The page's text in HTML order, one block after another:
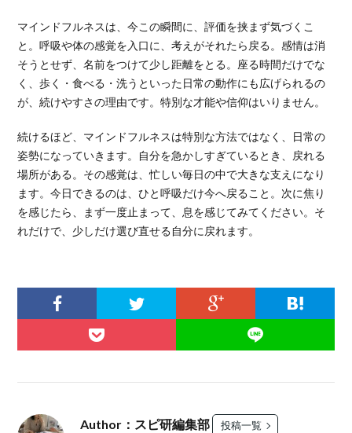
マインドフルネスは、今この瞬間に、評価を挟まず気づくこ
と。呼吸や体の感覚を入口に、考えがそれたら戻る。感情は消
そうとせず、名前をつけて少し距離をとる。座る時間だけでな
く、歩く・食べる・洗うといった日常の動作にも広げられるの
が、続けやすさの理由です。特別な才能や信仰はいりません。
続けるほど、マインドフルネスは特別な方法ではなく、日常の
姿勢になっていきます。自分を急かしすぎているとき、戻れる
場所がある。その感覚は、忙しい毎日の中で大きな支えになり
ます。今日できるのは、ひと呼吸だけ今へ戻ること。次に焦り
を感じたら、まず一度止まって、息を感じてみてください。そ
れだけで、少しだけ選び直せる自分に戻れます。
Author：スピ研編集部 投稿一覧